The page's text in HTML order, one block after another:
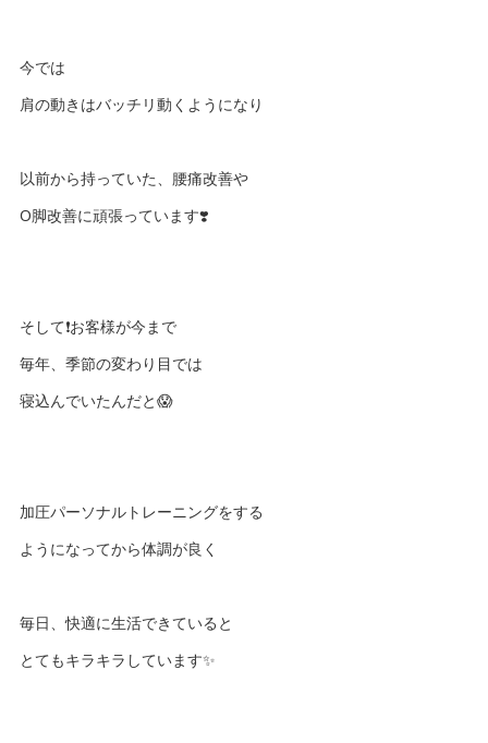
今では
肩の動きはバッチリ動くようになり
以前から持っていた、腰痛改善や
O脚改善に頑張っています❣️
そして❗️お客様が今まで
毎年、季節の変わり目では
寝込んでいたんだと😱
加圧パーソナルトレーニングをする
ようになってから体調が良く
毎日、快適に生活できていると
とてもキラキラしています✨